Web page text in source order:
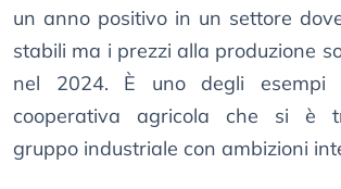
un anno positivo in un settore
stabili ma i prezzi alla produzione
nel 2024. È uno degli esempi
cooperativa agricola che si è
gruppo industriale con ambizioni